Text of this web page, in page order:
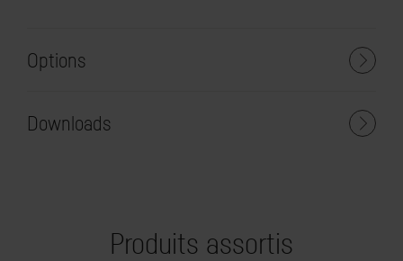
Options
Downloads
Produits assortis